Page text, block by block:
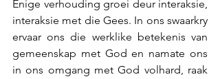
Énige verhouding groei deur interaksie,
interaksie met die Gees. In ons swaarkry
ervaar ons die werklike betekenis van
gemeenskap met God en namate ons
in ons omgang met God volhard, raak